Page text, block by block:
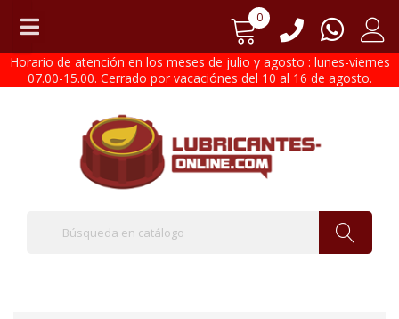
0
Horario de atención en los meses de julio y agosto : lunes-viernes
07.00-15.00. Cerrado por vacaciónes del 10 al 16 de agosto.